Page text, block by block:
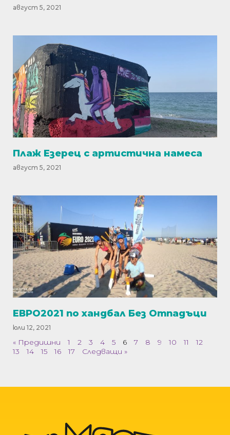
август 5, 2021
Плаж Езерец с артистична намеса
август 5, 2021
ЕВРО2021 по хандбал Без Отпадъци
юли 12, 2021
« Предишни 1 2 3 4 5 6 7 8 9 10 11
12
13
14 15 16 17 Следващи »